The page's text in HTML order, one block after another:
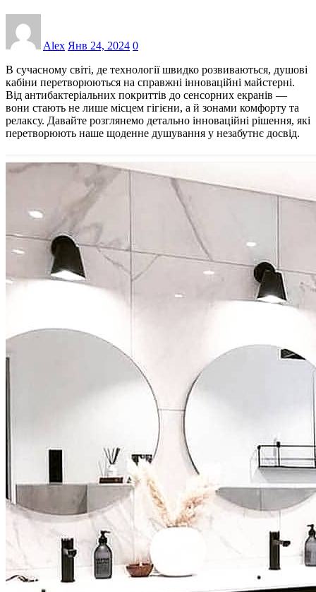
Alex Янв 24, 2024 0
В сучасному світі, де технології швидко розвиваються, душові
кабіни перетворюються на справжні інноваційні майстерні.
Від антибактеріальних покриттів до сенсорних екранів —
вони стають не лише місцем гігієни, а й зонами комфорту та
релаксу. Давайте розглянемо детально інноваційні рішення, які
перетворюють наше щоденне душування у незабутнє досвід.